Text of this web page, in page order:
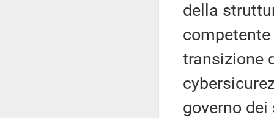
della
transizione
governo